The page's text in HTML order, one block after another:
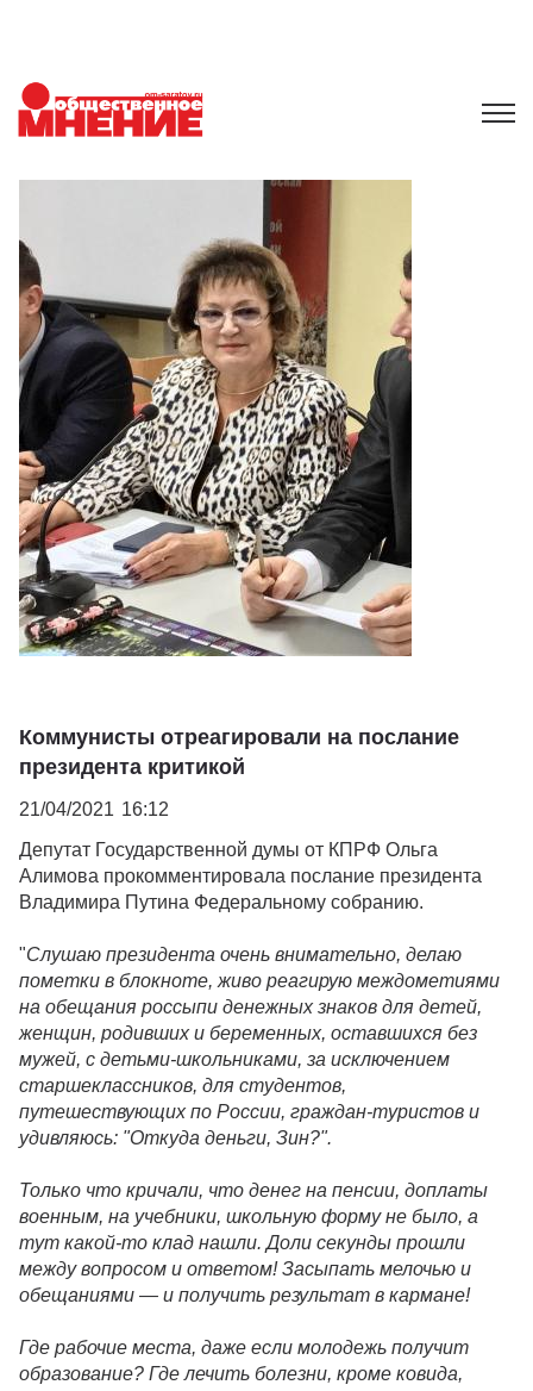
Коммунисты отреагировали на послание
президента критикой
21/04/2021 16:12
Депутат Государственной думы от КПРФ Ольга
Алимова прокомментировала послание президента
Владимира Путина Федеральному собранию.
"Слушаю президента очень внимательно, делаю
пометки в блокноте, живо реагирую междометиями
на обещания россыпи денежных знаков для детей,
женщин, родивших и беременных, оставшихся без
мужей, с детьми-школьниками, за исключением
старшеклассников, для студентов,
путешествующих по России, граждан-туристов и
удивляюсь: "Откуда деньги, Зин?".
Только что кричали, что денег на пенсии, доплаты
военным, на учебники, школьную форму не было, а
тут какой-то клад нашли. Доли секунды прошли
между вопросом и ответом! Засыпать мелочью и
обещаниями — и получить результат в кармане!
Где рабочие места, даже если молодежь получит
образование? Где лечить болезни, кроме ковида,